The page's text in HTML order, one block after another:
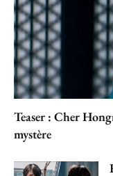
Teaser : Cher
mystère